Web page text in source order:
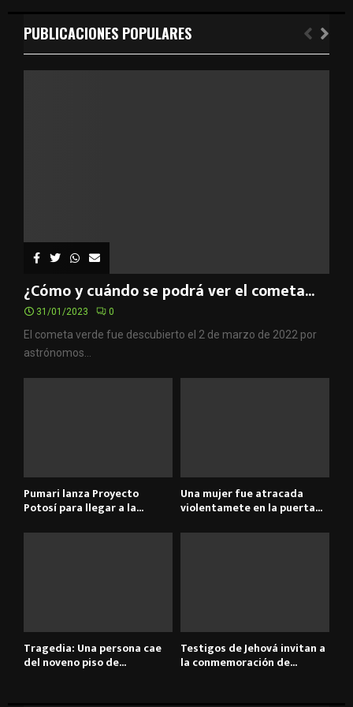
PUBLICACIONES POPULARES
¿Cómo y cuándo se podrá ver el cometa...
31/01/2023 0
El cometa verde fue descubierto el 2 de marzo de 2022 por
astrónomos...
Pumari lanza Proyecto
Potosí para llegar a la...
Una mujer fue atracada
violentamete en la puerta...
Tragedia: Una persona cae
del noveno piso de...
Testigos de Jehová invitan a
la conmemoración de...